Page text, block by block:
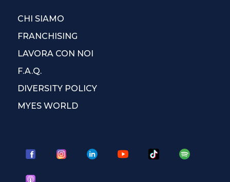
CHI SIAMO
FRANCHISING
LAVORA CON NOI
F.A.Q.
DIVERSITY POLICY
MYES WORLD